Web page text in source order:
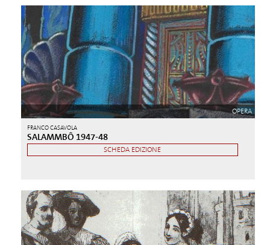
OPERA
FRANCO CASAVOLA
SALAMMBÔ 1947-48
SCHEDA EDIZIONE